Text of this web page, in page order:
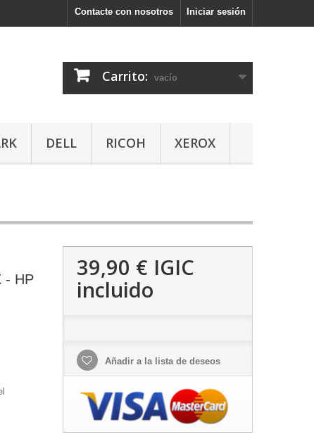
Iniciar sesión
Contacte con nosotros
Carrito: vacío
DELL RICOH XEROX
- HP
39,90 € IGIC
incluido
Añadir a la lista de deseos